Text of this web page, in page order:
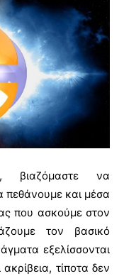
βιαζόμαστε να
πεθάνουμε και μέσα
που ασκούμε στον
τον βασικό
εξελίσσονται
τίποτα δεν